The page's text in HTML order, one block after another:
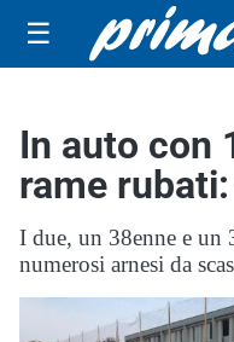
☰
In auto con
rame
I due, un 38enne e un
numerosi arnesi da